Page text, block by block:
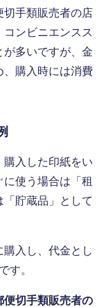
切手類販売者の店
ンビニエンスス
が多いですが、金
、購入時には消費
購入した印紙をい
使う場合は「租
貯蔵品」として
入し、代金とし
す。
便切手類販売者の